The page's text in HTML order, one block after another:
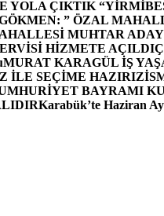
YOLA ÇIKTIK “
” ÖZAL
MUHTAR
HİZMETE AÇILDI
MURAT KARAGÜL İŞ
İLE SEÇİME HAZIRIZ
BAYRAMI
Karabük’te Haziran